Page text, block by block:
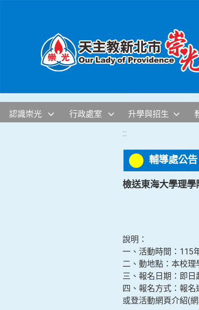
認識崇光 行政處室 升學與招生
:::
輔導處公告
檢送東海大學理
說明：
一、活動時間：115
二、動地點：本校理
三、報名日期：即日
四、報名方式：報
或登活動網頁介紹(